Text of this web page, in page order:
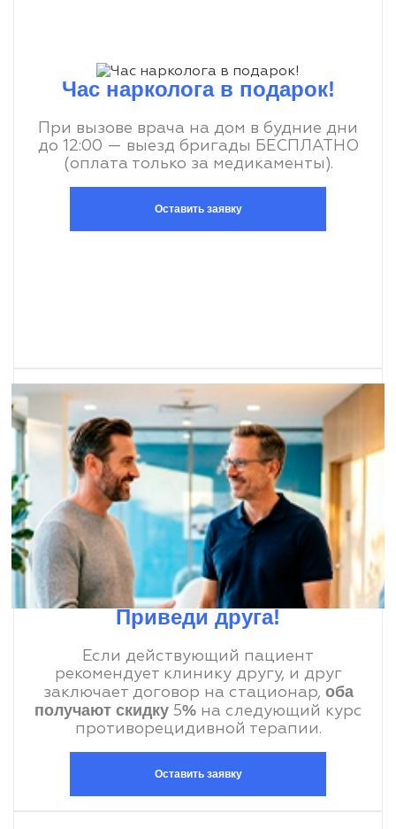
Час нарколога в подарок!
При вызове врача на дом в будние дни
до 12:00 — выезд бригады БЕСПЛАТНО
(оплата только за медикаменты).
Оставить заявку
Приведи друга!
Если действующий пациент
рекомендует клинику другу, и друг
заключает договор на стационар, оба
получают скидку 5%на следующий курс
противорецидивной терапии.
Оставить заявку